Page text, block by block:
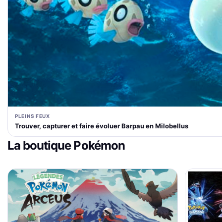
PLEINS FEUX
Trouver, capturer et faire évoluer Barpau en Milobellus
La boutique Pokémon